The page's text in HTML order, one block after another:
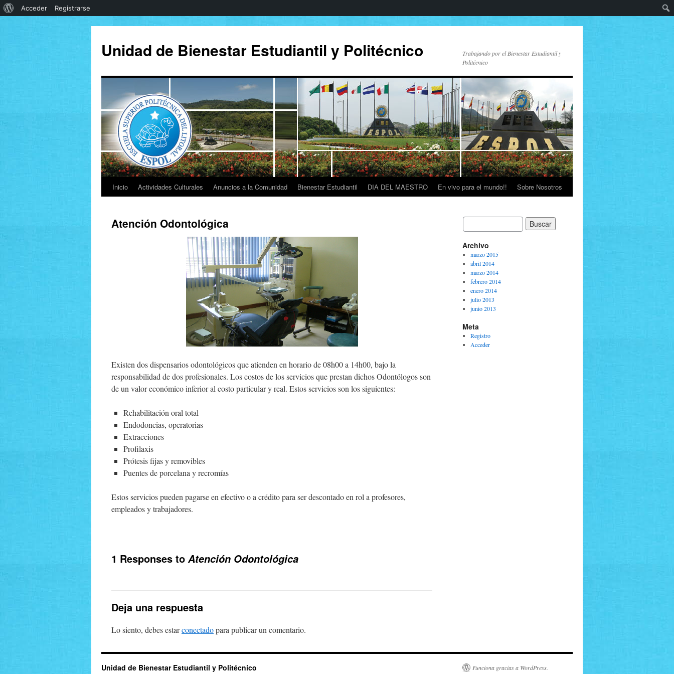
Unidad de Bienestar Estudiantil y Politécnico
Trabajando por el Bienestar Estudiantil y
Politécnico
Inicio Actividades Culturales Anuncios a la Comunidad Bienestar Estudiantil DIA DEL MAESTRO En vivo para el mundo!! Sobre Nosotros
Atención Odontológica
Existen dos dispensarios odontológicos que atienden en horario de 08h00 a 14h00, bajo la
responsabilidad de dos profesionales. Los costos de los servicios que prestan dichos Odontólogos son
de un valor económico inferior al costo particular y real. Estos servicios son los siguientes:
Rehabilitación oral total
Endodoncias, operatorias
Extracciones
Profilaxis
Prótesis fijas y removibles
Puentes de porcelana y recromías
Estos servicios pueden pagarse en efectivo o a crédito para ser descontado en rol a profesores,
empleados y trabajadores.
1 Responses to Atención Odontológica
Deja una respuesta
Lo siento, debes estarconectadopara publicar un comentario.
Archivo
marzo 2015
abril 2014
marzo 2014
febrero 2014
enero 2014
julio 2013
junio 2013
Meta
Registro
Acceder
Unidad de Bienestar Estudiantil y Politécnico Funciona gracias a WordPress.
Acceder Registrarse